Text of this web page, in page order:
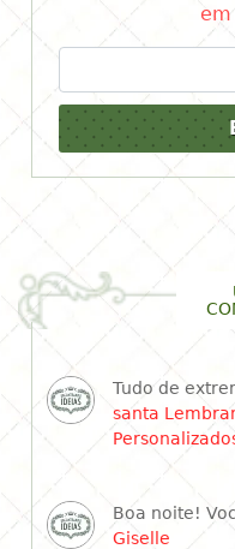
Tudo de
santa
Boa noite!
Giselle